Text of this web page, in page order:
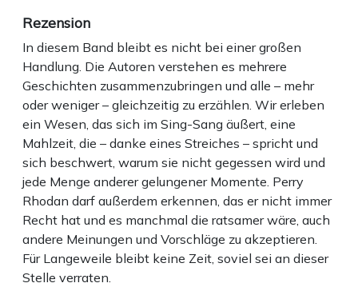
Rezension
In diesem Band bleibt es nicht bei einer großen
Handlung. Die Autoren verstehen es mehrere
Geschichten zusammenzubringen und alle – mehr
oder weniger – gleichzeitig zu erzählen. Wir erleben
ein Wesen, das sich im Sing-Sang äußert, eine
Mahlzeit, die – danke eines Streiches – spricht und
sich beschwert, warum sie nicht gegessen wird und
jede Menge anderer gelungener Momente. Perry
Rhodan darf außerdem erkennen, das er nicht immer
Recht hat und es manchmal die ratsamer wäre, auch
andere Meinungen und Vorschläge zu akzeptieren.
Für Langeweile bleibt keine Zeit, soviel sei an dieser
Stelle verraten.